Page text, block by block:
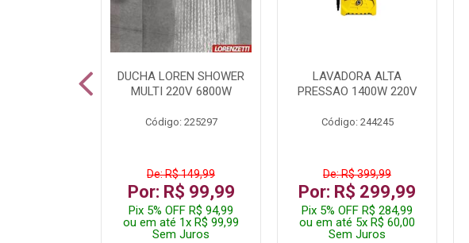
DUCHA LOREN SHOWER
MULTI 220V 6800W
Código: 225297
De: R$ 149,99
Por: R$ 99,99
Pix 5% OFF R$ 94,99
ou em até 1x R$ 99,99
Sem Juros
LAVADORA ALTA
PRESSAO 1400W 220V
Código: 244245
De: R$ 399,99
Por: R$ 299,99
Pix 5% OFF R$ 284,99
ou em até 5x R$ 60,00
Sem Juros